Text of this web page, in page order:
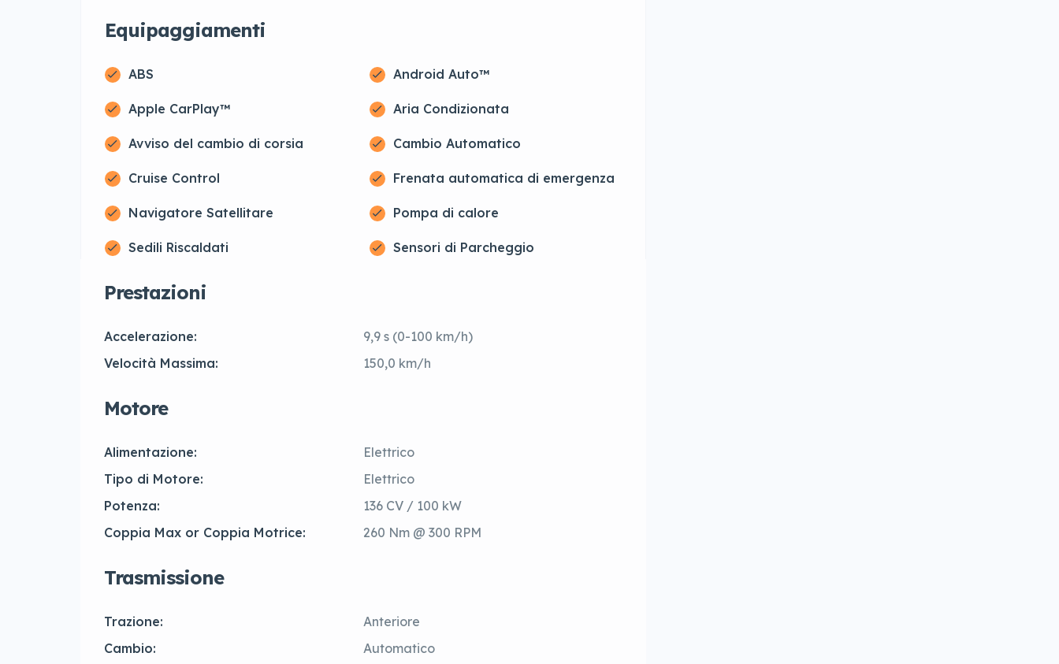
Equipaggiamenti
ABS Android Auto™
Apple CarPlay™ Aria Condizionata
Avviso del cambio di corsia Cambio Automatico
Cruise Control Frenata automatica di emergenza
Navigatore Satellitare Pompa di calore
Sedili Riscaldati Sensori di Parcheggio
Prestazioni
Accelerazione:
9,9 s (0-100 km/h)
Velocità Massima:
150,0 km/h
Motore
Alimentazione:
Elettrico
Tipo di Motore:
Elettrico
Potenza:
136 CV / 100 kW
Coppia Max or Coppia Motrice:
260 Nm @ 300 RPM
Trasmissione
Trazione:
Anteriore
Cambio:
Automatico